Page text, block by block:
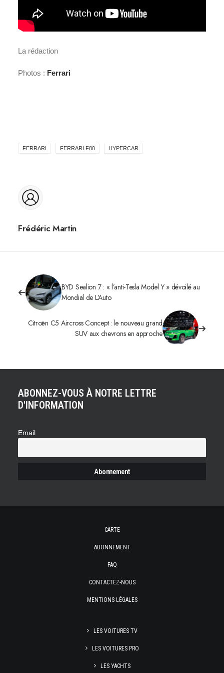
La rédaction
Photos : Ferrari
FERRARI FERRARI F80 HYPERCAR
Frédéric Martin
BYD Sealion 7 : « l’anti-Tesla Model Y » dévoilé au
Mondial de L’Auto
Citroën C5 Aircross Concept : le nouveau grand
SUV aux chevrons en approche
ABONNEZ-VOUS À NOTRE LETTRE
D'INFORMATION
Email
CARTE
ABONNEMENT
FAQ
CONTACTEZ-NOUS
MENTIONS LÉGALES
LES VOITURES TV
LES VOITURES PRO
LES YACHTS